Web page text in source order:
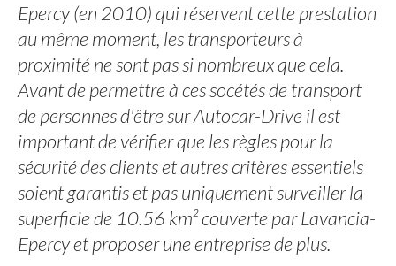
Epercy (en 2010) qui réservent cette prestation
au même moment, les transporteurs à
proximité ne sont pas si nombreux que cela.
Avant de permettre à ces socétés de transport
de personnes d'être sur Autocar-Drive il est
important de vérifier que les règles pour la
sécurité des clients et autres critères essentiels
soient garantis et pas uniquement surveiller la
superficie de 10.56 km² couverte par Lavancia-
Epercy et proposer une entreprise de plus.